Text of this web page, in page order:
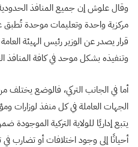
وقال علوش إن جميع المنافذ
مركزية واحدة وتعليمات موحدة تُطبق
قرار يصدر عن الوزير رئيس الهيئة
وتنفيذه بشكل موحد في كافة المنافذ
أما في الجانب التركي، فالوضع يختلف
الجهات العاملة في كل منفذ لوزارات
يتبع إداريًا للولاية التركية الموجودة
أحيانًا إلى وجود اختلافات أو تضارب